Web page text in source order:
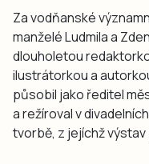
Za vodňanské
manželé Ludmila a
dlouholetou
ilustrátorkou a
působil jako ředitel
a režíroval v
tvorbě, z jejíchž